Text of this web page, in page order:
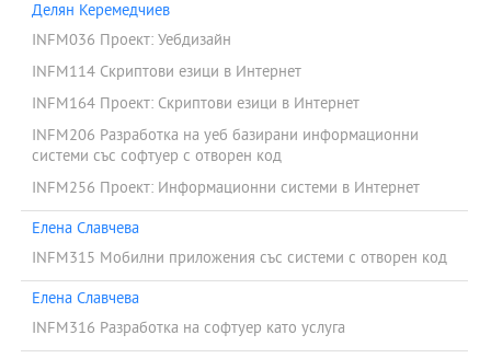
Делян Керемедчиев
INFM036 Проект: Уебдизайн
INFM114 Скриптови езици в Интернет
INFM164 Проект: Скриптови езици в Интернет
INFM206 Разработка на уеб базирани информационни
системи със софтуер с отворен код
INFM256 Проект: Информационни системи в Интернет
Елена Славчева
INFM315 Мобилни приложения със системи с отворен код
Елена Славчева
INFM316 Разработка на софтуер като услуга